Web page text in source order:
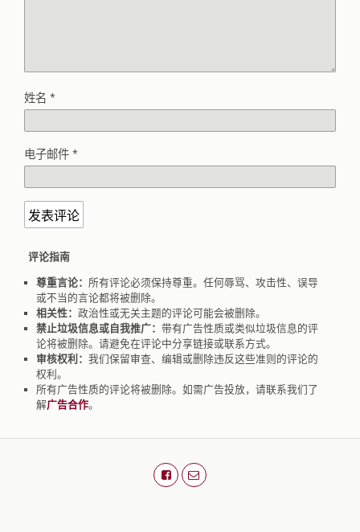
姓名 *
电子邮件 *
评论指南
尊重言论： 所有评论必须保持尊重。任何辱骂、攻击性、误导
或不当的言论都将被删除。
相关性： 政治性或无关主题的评论可能会被删除。
禁止垃圾信息或自我推广： 带有广告性质或类似垃圾信息的评
论将被删除。请避免在评论中分享链接或联系方式。
审核权利： 我们保留审查、编辑或删除违反这些准则的评论的
权利。
所有广告性质的评论将被删除。如需广告投放，请联系我们了
解广告合作。